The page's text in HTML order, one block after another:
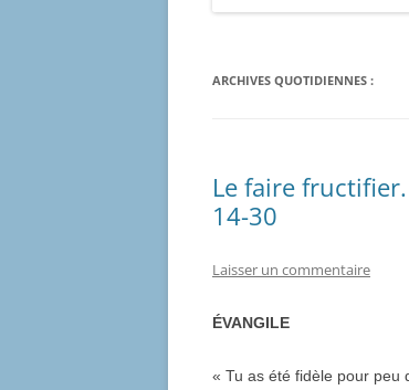
ARCHIVES QUOTIDIENNES :
Le faire
14-30
Laisser un commentaire
ÉVANGILE
« Tu as été fidèle pour peu